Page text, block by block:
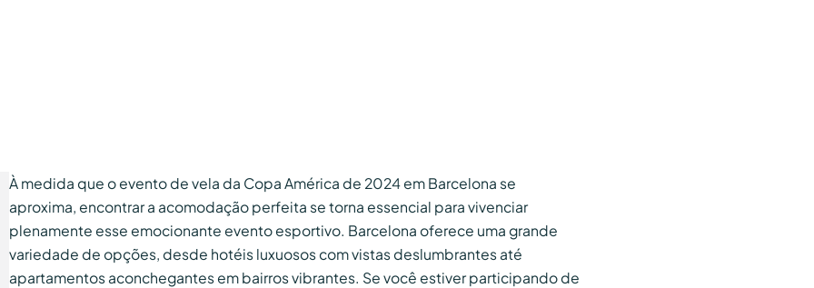
À medida que o evento de vela da Copa América de 2024 em Barcelona se
aproxima, encontrar a acomodação perfeita se torna essencial para vivenciar
plenamente esse emocionante evento esportivo. Barcelona oferece uma grande
variedade de opções, desde hotéis luxuosos com vistas deslumbrantes até
apartamentos aconchegantes em bairros vibrantes. Se você estiver participando de